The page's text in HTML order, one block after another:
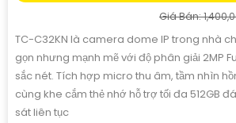
Giá Bán:
TC-C32KN là camera dome IP trong nhà
gọn nhưng mạnh mẽ với độ phân giải 2MP
sắc nét. Tích hợp micro thu âm, tầm nhìn
cùng khe cắm thẻ nhớ hỗ trợ tối đa 512GB
sát liên tục